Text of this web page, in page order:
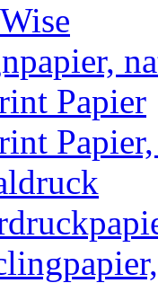
Papier